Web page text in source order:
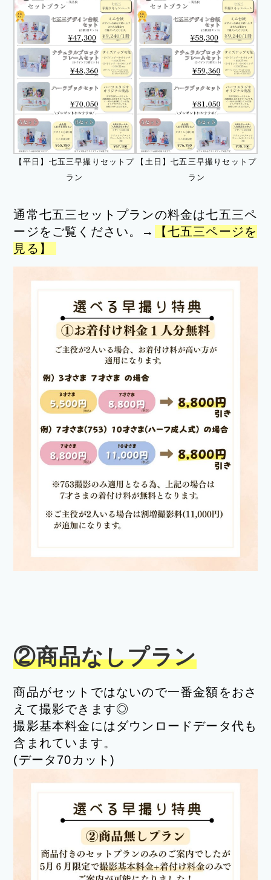
【平日】七五三早撮りセットプ
ラン
【土日】七五三早撮りセットプ
ラン
通常七五三セットプランの料金は七五三ペ
ージをご覧ください。→
【七五三ページを
見る】
②商品なしプラン
商品がセットではないので一番金額をおさ
えて撮影できます◎
撮影基本料金にはダウンロードデータ代も
含まれています。
(データ70カット)